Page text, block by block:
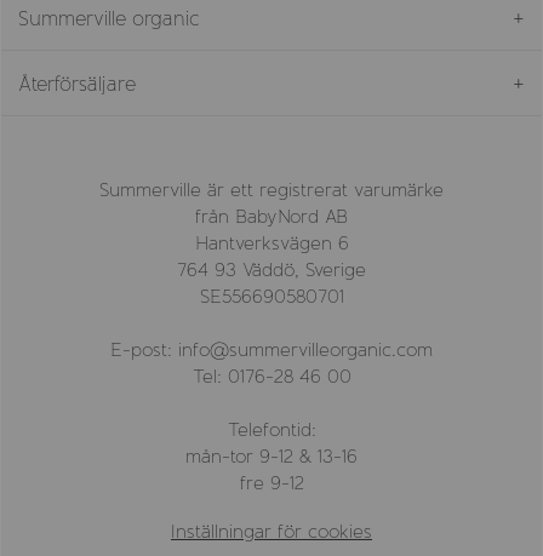
Summerville organic
Återförsäljare
Summerville är ett registrerat varumärke
från BabyNord AB
Hantverksvägen 6
764 93 Väddö, Sverige
SE556690580701
E-post: info@summervilleorganic.com
Tel: 0176-28 46 00
Telefontid:
mån-tor 9-12 & 13-16
fre 9-12
Inställningar för cookies